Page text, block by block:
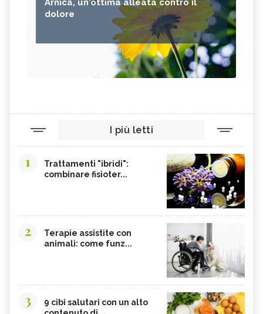
Arnica, un'ottima alleata contro il
dolore
I più letti
1
Trattamenti "ibridi":
combinare fisioter...
2
Terapie assistite con
animali: come funz...
3
9 cibi salutari con un alto